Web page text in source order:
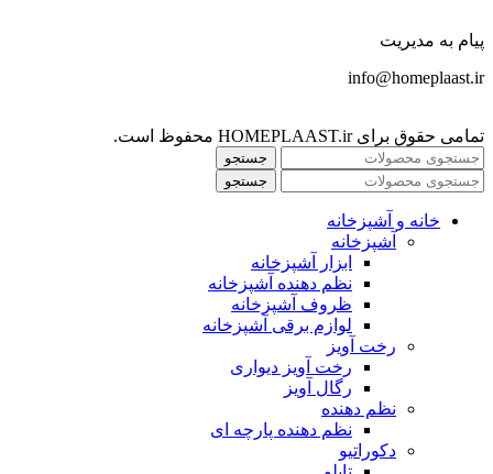
پیام به مدیریت
info@homeplaast.ir
تمامی حقوق برای HOMEPLAAST.ir محفوظ است.
جستجو
جستجو
خانه و آشپزخانه
آشپزخانه
ابزار آشپزخانه
نظم دهنده آشپزخانه
ظروف آشپزخانه
لوازم برقی آشپزخانه
رخت آویز
رخت آویز دیواری
رگال آویز
نظم دهنده
نظم دهنده پارچه ای
دکوراتیو